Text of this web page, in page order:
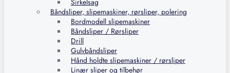
Sirkelsag
Båndsliper, slipemaskiner, rørsliper, polering
Bordmodell slipemaskiner
Båndsliper / Rørsliper
Drill
Gulvbåndsliper
Hånd holdte slipemaskiner / rørsliper
Linær sliper og tilbehør